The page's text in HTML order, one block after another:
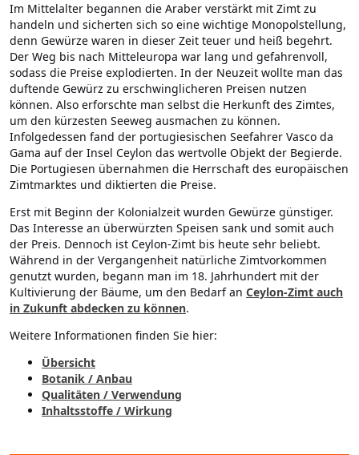
Im Mittelalter begannen die Araber verstärkt mit Zimt zu
handeln und sicherten sich so eine wichtige Monopolstellung,
denn Gewürze waren in dieser Zeit teuer und heiß begehrt.
Der Weg bis nach Mitteleuropa war lang und gefahrenvoll,
sodass die Preise explodierten. In der Neuzeit wollte man das
duftende Gewürz zu erschwinglicheren Preisen nutzen
können. Also erforschte man selbst die Herkunft des Zimtes,
um den kürzesten Seeweg ausmachen zu können.
Infolgedessen fand der portugiesischen Seefahrer Vasco da
Gama auf der Insel Ceylon das wertvolle Objekt der Begierde.
Die Portugiesen übernahmen die Herrschaft des europäischen
Zimtmarktes und diktierten die Preise.
Erst mit Beginn der Kolonialzeit wurden Gewürze günstiger.
Das Interesse an überwürzten Speisen sank und somit auch
der Preis. Dennoch ist Ceylon-Zimt bis heute sehr beliebt.
Während in der Vergangenheit natürliche Zimtvorkommen
genutzt wurden, begann man im 18. Jahrhundert mit der
Kultivierung der Bäume, um den Bedarf an Ceylon-Zimt auch
in Zukunft abdecken zu können.
Weitere Informationen finden Sie hier:
Übersicht
Botanik / Anbau
Qualitäten / Verwendung
Inhaltsstoffe / Wirkung